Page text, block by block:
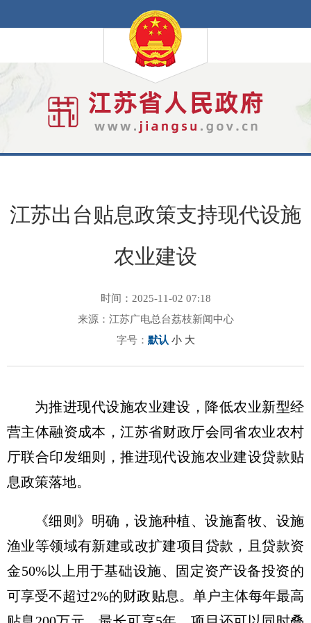
江苏出台贴息政策支持现代设施
农业建设
时间：2025-11-02 07:18
来源：江苏广电总台荔枝新闻中心
字号： 默认 小 大
为推进现代设施农业建设，降低农业新型经
营主体融资成本，江苏省财政厅会同省农业农村
厅联合印发细则，推进现代设施农业建设贷款贴
息政策落地。
《细则》明确，设施种植、设施畜牧、设施
渔业等领域有新建或改扩建项目贷款，且贷款资
金50%以上用于基础设施、固定资产设备投资的
可享受不超过2%的财政贴息。单户主体每年最高